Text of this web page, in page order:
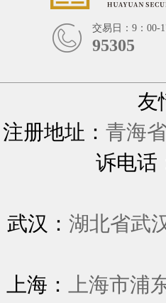
交易日：9：00-
95305
友
注册地址： 青海
诉电话
武汉： 湖北省武
上海：
上海市